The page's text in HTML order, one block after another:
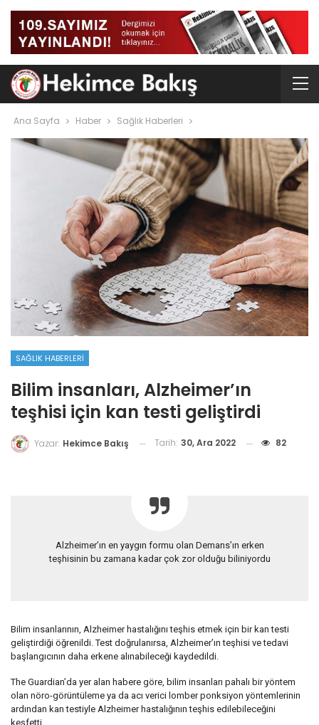
Ana Sayfa Haber Sağlık Haberleri
SAĞLIK HABERLERI
Bilim insanları, Alzheimer’ın
teşhisi için kan testi geliştirdi
Yazar: Hekimce Bakış Tarih: 30, Ara 2022 82
Alzheimer’ın en yaygın formu olan Demans’ın erken
teşhisinin bu zamana kadar çok zor olduğu biliniyordu
Bilim insanlarının, Alzheimer hastalığını teşhis etmek için bir kan testi
geliştirdiği öğrenildi. Test doğrulanırsa, Alzheimer’ın teşhisi ve tedavi
başlangıcının daha erkene alınabileceği kaydedildi.
The Guardian’da yer alan habere göre, bilim insanları pahalı bir yöntem
olan nöro-görüntüleme ya da acı verici lomber ponksiyon yöntemlerinin
ardından kan testiyle Alzheimer hastalığının teşhis edilebileceğini
keşfetti.